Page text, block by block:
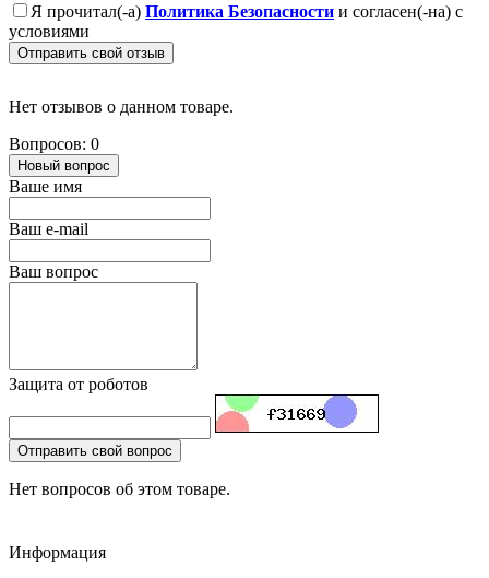
Я прочитал(-а) Политика Безопасности и согласен(-на) с
условиями
Отправить свой отзыв
Нет отзывов о данном товаре.
Вопросов: 0
Новый вопрос
Ваше имя
Ваш e-mail
Ваш вопрос
Защита от роботов
Отправить свой вопрос
Нет вопросов об этом товаре.
Информация